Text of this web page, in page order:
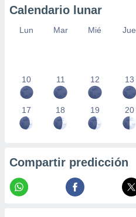
Calendario lunar
Lun Mar Mié Jue
10 11 12 13
17 18 19 20
Compartir predicción